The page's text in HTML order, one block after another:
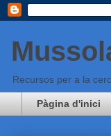
Recursos per a la
Pàgina d'inici